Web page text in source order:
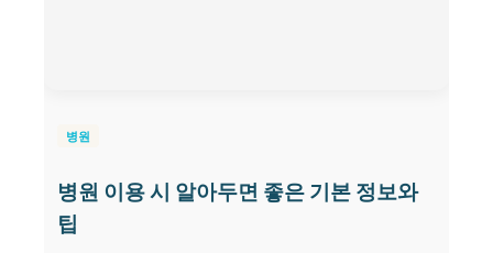
병원
병원 이용 시 알아두면 좋은 기본 정보와
팁